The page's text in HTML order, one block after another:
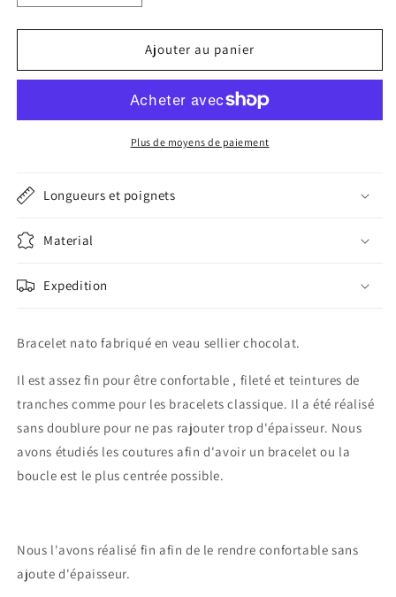
la
quantité
Bracelet
la
quantité
Bracelet
gris
Ajouter au panier
Plus de moyens de paiement
Longueurs et poignets
Material
Expedition
Bracelet nato fabriqué en veau sellier chocolat.
Il est assez fin pour être confortable , fileté et teintures de
tranches comme pour les bracelets classique. Il a été réalisé
sans doublure pour ne pas rajouter trop d'épaisseur. Nous
avons étudiés les coutures afin d'avoir un bracelet ou la
boucle est le plus centrée possible.
Nous l'avons réalisé fin afin de le rendre confortable sans
ajoute d'épaisseur.